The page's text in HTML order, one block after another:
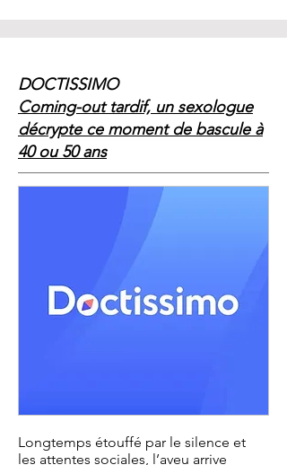
DOCTISSIMO
Coming-out tardif, un sexologue
décrypte ce moment de bascule à
40 ou 50 ans
Longtemps étouffé par le silence et
les attentes sociales, l’aveu arrive